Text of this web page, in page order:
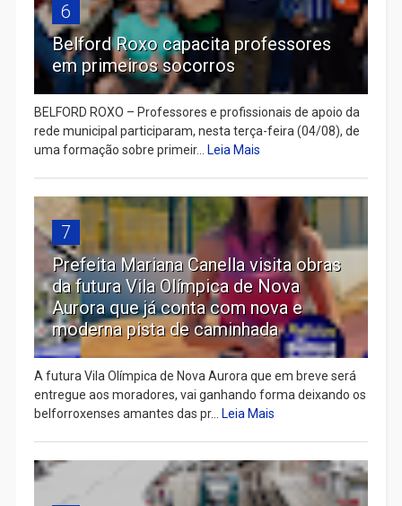
6
Belford Roxo capacita professores
em primeiros socorros
BELFORD ROXO – Professores e profissionais de apoio da
rede municipal participaram, nesta terça-feira (04/08), de
uma formação sobre primeir... Leia Mais
7
Prefeita Mariana Canella visita obras
da futura Vila Olímpica de Nova
Aurora que já conta com nova e
moderna pista de caminhada
A futura Vila Olímpica de Nova Aurora que em breve será
entregue aos moradores, vai ganhando forma deixando os
belforroxenses amantes das pr... Leia Mais